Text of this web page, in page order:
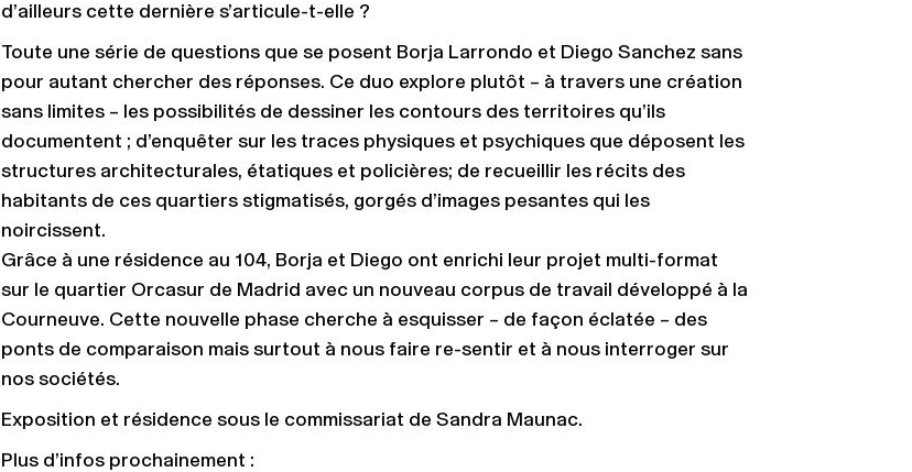
d’ailleurs cette dernière s’articule-t-elle ?
Toute une série de questions que se posent Borja Larrondo et Diego Sanchez sans
pour autant chercher des réponses. Ce duo explore plutôt – à travers une création
sans limites – les possibilités de dessiner les contours des territoires qu’ils
documentent ; d’enquêter sur les traces physiques et psychiques que déposent les
structures architecturales, étatiques et policières; de recueillir les récits des
habitants de ces quartiers stigmatisés, gorgés d’images pesantes qui les
noircissent.
Grâce à une résidence au 104, Borja et Diego ont enrichi leur projet multi-format
sur le quartier Orcasur de Madrid avec un nouveau corpus de travail développé à la
Courneuve. Cette nouvelle phase cherche à esquisser – de façon éclatée – des
ponts de comparaison mais surtout à nous faire re-sentir et à nous interroger sur
nos sociétés.
Exposition et résidence sous le commissariat de Sandra Maunac.
Plus d’infos prochainement :